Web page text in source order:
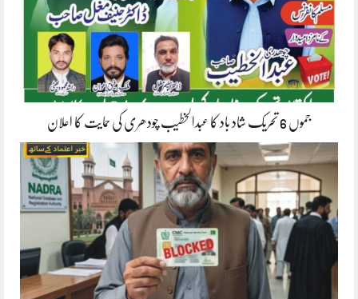
جموں 6 تحریک شاد باد کا عبدالخطیب چودھری کی حمایت کا اعلان